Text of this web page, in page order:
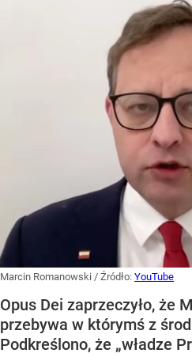
Marcin Romanowski / Źródło: YouTube
Opus Dei zaprzeczyło, że
przebywa w którymś z
Podkreślono, że „władze